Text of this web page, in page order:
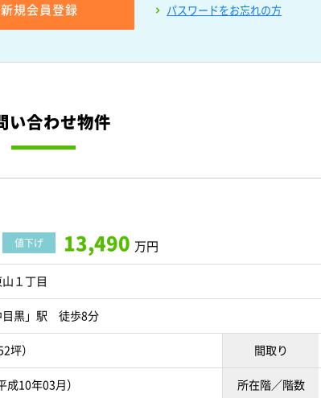
新規会員登録 パスワードをお忘れの方
い合わせ物件
値下げ 13,490 万円
１丁目
目黒」駅 徒歩8分
坪） 間取り
10年03月） 所在階／階数